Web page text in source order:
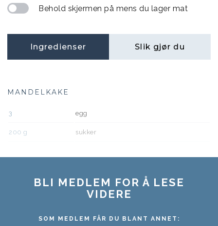
Behold skjermen på mens du lager mat
Ingredienser Slik gjør du
MANDELKAKE
3 egg
200 g sukker
BLI MEDLEM FOR Å LESE
VIDERE
SOM MEDLEM FÅR DU BLANT ANNET: